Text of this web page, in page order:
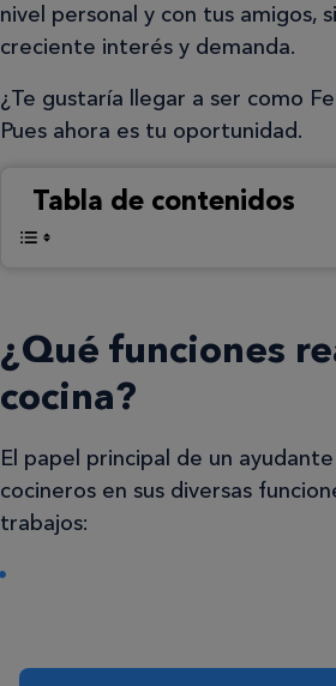
nivel personal y con tus amigos,
creciente interés y demanda.
¿Te gustaría llegar a ser como
Pues ahora es tu oportunidad.
Tabla de contenidos
¿Qué funciones
cocina?
El papel principal de un
cocineros en sus diversas
trabajos: